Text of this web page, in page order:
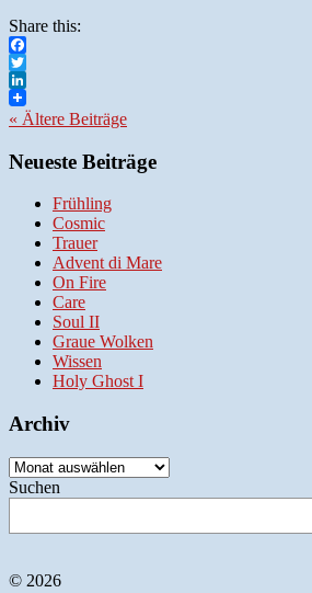
Share this:
Facebook
Twitter
LinkedIn
« Ältere Beiträge
Neueste Beiträge
Frühling
Cosmic
Trauer
Advent di Mare
On Fire
Care
Soul II
Graue Wolken
Wissen
Holy Ghost I
Archiv
Archiv
Suchen
© 2026